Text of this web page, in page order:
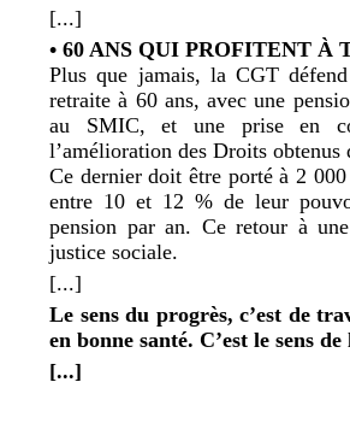
[...]
• 60 ANS QUI PROFITENT À
Plus que jamais, la CGT
retraite à 60 ans, avec une
au SMIC, et une prise en
l’amélioration des Droits obtenus
Ce dernier doit être porté à 2
entre 10 et 12 % de leur
pension par an. Ce retour à
justice sociale.
[...]
Le sens du progrès, c’est de
en bonne santé. C’est le sens
[...]